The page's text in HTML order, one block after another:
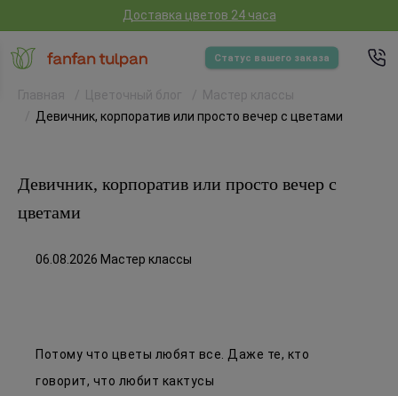
Доставка цветов 24 часа
Статус вашего заказа
Главная Цветочный блог
Мастер классы
Девичник, корпоратив или просто вечер с цветами
Девичник, корпоратив или просто вечер с
цветами
06.08.2026 Мастер классы
Потому что цветы любят все. Даже те, кто
говорит, что любит кактусы